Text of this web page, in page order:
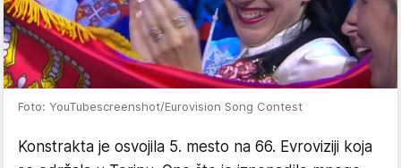
Foto: YouTubescreenshot/Eurovision Song Contest
Konstrakta je osvojila 5. mesto na 66. Evroviziji koja